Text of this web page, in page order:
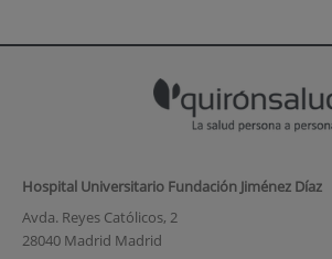
Hospital Universitario Fundación Jiménez Díaz
Avda. Reyes Católicos, 2
28040 Madrid Madrid